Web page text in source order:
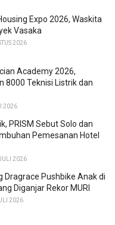
Expo 2026, Waskita
Vasaka
2026
Academy 2026,
8000 Teknisi Listrik dan
2026
PRISM Sebut Solo dan
Pemesanan Hotel
2026
Dragrace Pushbike Anak di
Diganjar Rekor MURI
2026